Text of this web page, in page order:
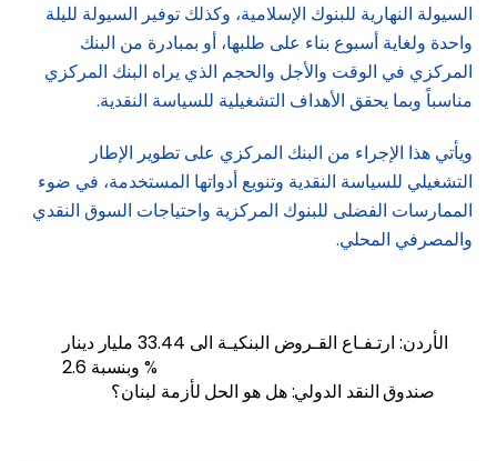
السيولة النهارية للبنوك الإسلامية، وكذلك توفير السيولة لليلة
واحدة ولغاية أسبوع بناء على طلبها، أو بمبادرة من البنك
المركزي في الوقت والأجل والحجم الذي يراه البنك المركزي
مناسباً وبما يحقق الأهداف التشغيلية للسياسة النقدية.
ويأتي هذا الإجراء من البنك المركزي على تطوير الإطار
التشغيلي للسياسة النقدية وتنويع أدواتها المستخدمة، في ضوء
الممارسات الفضلى للبنوك المركزية واحتياجات السوق النقدي
والمصرفي المحلي.
الأردن: ارتـفـاع القـروض البنكيـة الى 33.44 مليار دينار
وبنسبة 2.6 %
صندوق النقد الدولي: هل هو الحل لأزمة لبنان؟